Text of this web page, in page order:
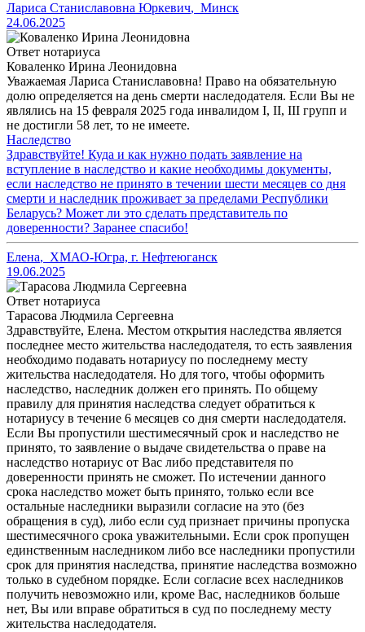
Лариса Станиславовна Юркевич, Минск
24.06.2025
Ответ нотариуса
Коваленко Ирина Леонидовна
Уважаемая Лариса Станиславовна! Право на обязательную
долю определяется на день смерти наследодателя. Если Вы не
являлись на 15 февраля 2025 года инвалидом I, II, III групп и
не достигли 58 лет, то не имеете.
Наследство
Здравствуйте! Куда и как нужно подать заявление на
вступление в наследство и какие необходимы документы,
если наследство не принято в течении шести месяцев со дня
смерти и наследник проживает за пределами Республики
Беларусь? Может ли это сделать представитель по
доверенности? Заранее спасибо!
Елена, ХМАО-Югра, г. Нефтеюганск
19.06.2025
Ответ нотариуса
Тарасова Людмила Сергеевна
Здравствуйте, Елена. Местом открытия наследства является
последнее место жительства наследодателя, то есть заявления
необходимо подавать нотариусу по последнему месту
жительства наследодателя. Но для того, чтобы оформить
наследство, наследник должен его принять. По общему
правилу для принятия наследства следует обратиться к
нотариусу в течение 6 месяцев со дня смерти наследодателя.
Если Вы пропустили шестимесячный срок и наследство не
принято, то заявление о выдаче свидетельства о праве на
наследство нотариус от Вас либо представителя по
доверенности принять не сможет. По истечении данного
срока наследство может быть принято, только если все
остальные наследники выразили согласие на это (без
обращения в суд), либо если суд признает причины пропуска
шестимесячного срока уважительными. Если срок пропущен
единственным наследником либо все наследники пропустили
срок для принятия наследства, принятие наследства возможно
только в судебном порядке. Если согласие всех наследников
получить невозможно или, кроме Вас, наследников больше
нет, Вы или вправе обратиться в суд по последнему месту
жительства наследодателя.